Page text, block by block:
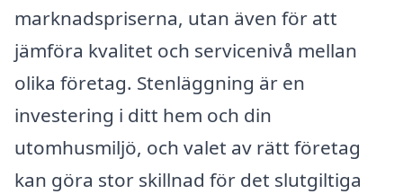
marknadspriserna, utan även för att
jämföra kvalitet och servicenivå mellan
olika företag. Stenläggning är en
investering i ditt hem och din
utomhusmiljö, och valet av rätt företag
kan göra stor skillnad för det slutgiltiga